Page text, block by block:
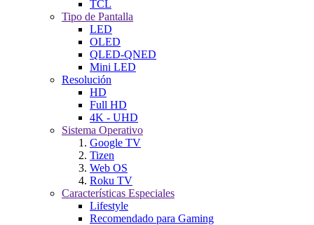
TCL
Tipo de Pantalla
LED
OLED
QLED-QNED
Mini LED
Resolución
HD
Full HD
4K - UHD
Sistema Operativo
Google TV
Tizen
Web OS
Roku TV
Características Especiales
Lifestyle
Recomendado para Gaming